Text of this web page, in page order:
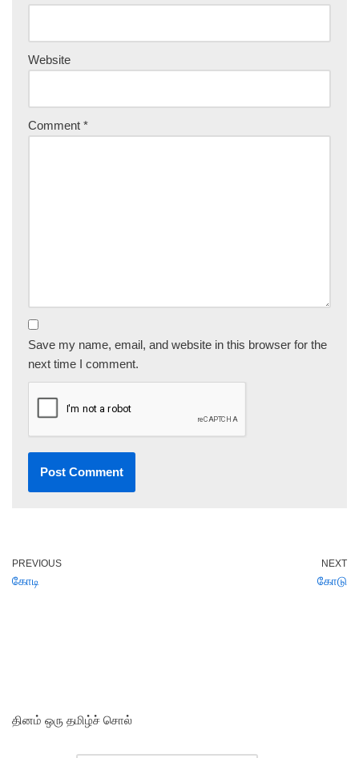
Website
Comment *
Save my name, email, and website in this browser for the
next time I comment.
PREVIOUS
கோடி
NEXT
கோடு
தினம் ஒரு தமிழ்ச் சொல்